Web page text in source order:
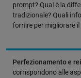
prompt? Qual è la
tradizionale? Quali
fornire per migliorare
Perfezionamento e
corrispondono alle